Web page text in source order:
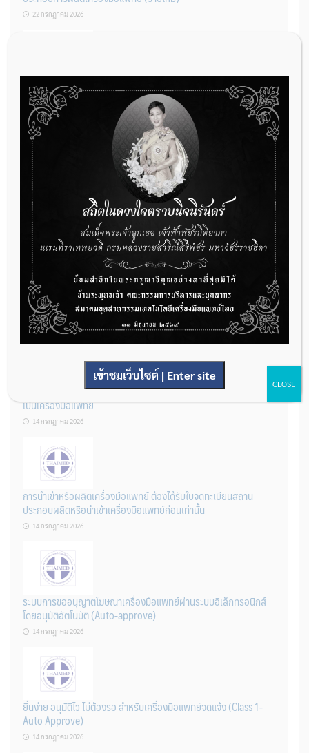
22 กรกฎาคม 2026
ผู้ประกอบการผลิต และ นักวิจัย ที่ต้องการขึ้นทะเบียนเครื่องมือแพทย์
ต้องทำอย่างไรบ้าง
22 กรกฎาคม 2026
กองควบคุมเครื่องมือแพทย์ เปิดรับฟังความคิดเห็นหลักการยกร่าง
กฎหมาย จำนวน 3 ฉบับ ผ่านระบบกลางทางกฎหมาย
22 กรกฎาคม 2026
การโฆษณาเครื่องมือแพทย์แบบใดที่ได้รับการยกเว้นไม่ต้องขออนุญาต
14 กรกฎาคม 2026
รู้หรือไม่? ผลิตภัณฑ์ชุดตรวจสําหรับตรวจสอบการปนเปื้อนแบบใดจัด
เป็นเครื่องมือแพทย์
14 กรกฎาคม 2026
การนำเข้าหรือผลิตเครื่องมือแพทย์ ต้องได้รับใบจดทะเบียนสถาน
ประกอบผลิตหรือนำเข้าเครื่องมือแพทย์ก่อนเท่านั้น
14 กรกฎาคม 2026
ระบบการขออนุญาตโฆษณาเครื่องมือแพทย์ผ่านระบบอิเล็กทรอนิกส์
โดยอนุมัติอัตโนมัติ (Auto-approve)
14 กรกฎาคม 2026
ยื่นง่าย อนุมัติไว ไม่ต้องรอ สำหรับเครื่องมือแพทย์จดแจ้ง (Class 1-
Auto Approve)
14 กรกฎาคม 2026
เข้าชมเว็บไซต์ | Enter site
CLOSE